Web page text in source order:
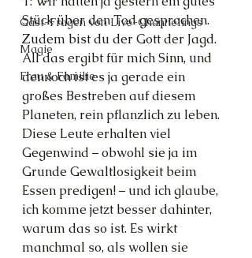
Gast-Fragen von Live-Channelings
Magie
Frau & Familie
Stück über den Tod gesprochen.
Zudem bist du der Gott der Jagd.
All das ergibt für mich Sinn, und
dennoch ist es ja gerade ein
großes Bestreben auf diesem
Planeten, rein pflanzlich zu leben.
Diese Leute erhalten viel
Gegenwind – obwohl sie ja im
Grunde Gewaltlosigkeit beim
Essen predigen! – und ich glaube,
ich komme jetzt besser dahinter,
warum das so ist. Es wirkt
manchmal so, als wollen sie